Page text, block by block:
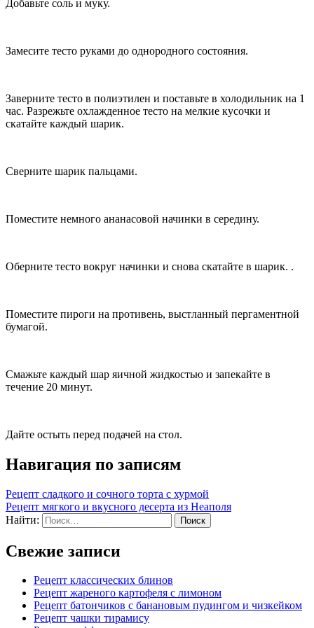
Добавьте соль и муку.
Замесите тесто руками до однородного состояния.
Заверните тесто в полиэтилен и поставьте в холодильник на 1
час. Разрежьте охлажденное тесто на мелкие кусочки и
скатайте каждый шарик.
Сверните шарик пальцами.
Поместите немного ананасовой начинки в середину.
Оберните тесто вокруг начинки и снова скатайте в шарик. .
Поместите пироги на противень, выстланный пергаментной
бумагой.
Смажьте каждый шар яичной жидкостью и запекайте в
течение 20 минут.
Дайте остыть перед подачей на стол.
Навигация по записям
Рецепт сладкого и сочного торта с хурмой
Рецепт мягкого и вкусного десерта из Неаполя
Найти:
Свежие записи
Рецепт классических блинов
Рецепт жареного картофеля с лимоном
Рецепт батончиков с банановым пудингом и чизкейком
Рецепт чашки тирамису